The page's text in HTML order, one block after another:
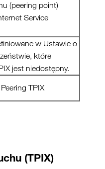
(peering point)
Service
w Ustawie o
które
jest niedostępny.
TPIX
(TPIX)